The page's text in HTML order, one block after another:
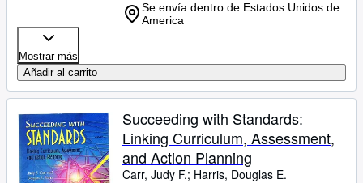
Se envía dentro de Estados Unidos de
America
Mostrar más
Añadir al carrito
Succeeding with Standards:
Linking Curriculum, Assessment,
and Action Planning
Carr, Judy F.; Harris, Douglas E.